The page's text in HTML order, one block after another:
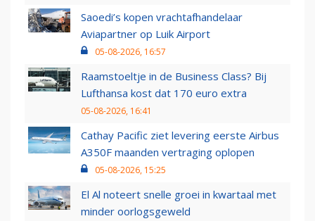
Saoedi’s kopen vrachtafhandelaar
Aviapartner op Luik Airport
05-08-2026, 16:57
Raamstoeltje in de Business Class? Bij
Lufthansa kost dat 170 euro extra
05-08-2026, 16:41
Cathay Pacific ziet levering eerste Airbus
A350F maanden vertraging oplopen
05-08-2026, 15:25
El Al noteert snelle groei in kwartaal met
minder oorlogsgeweld